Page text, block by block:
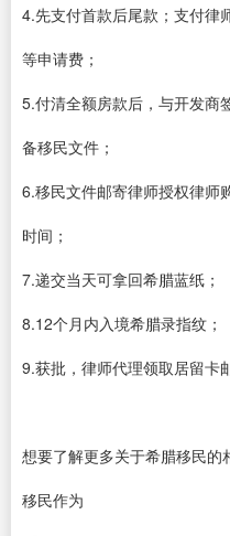
4.先支付首款后尾款；支付律
等申请费；
5.付清全额房款后，与开发商
备移民文件；
6.移民文件邮寄律师授权律师
时间；
7.递交当天可拿回希腊蓝纸；
8.12个月内入境希腊录指纹；
9.获批，律师代理领取居留卡
想要了解更多关于希腊移民
移民作为